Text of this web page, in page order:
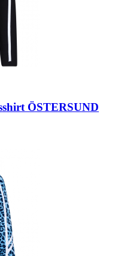
ÖSTERSUND